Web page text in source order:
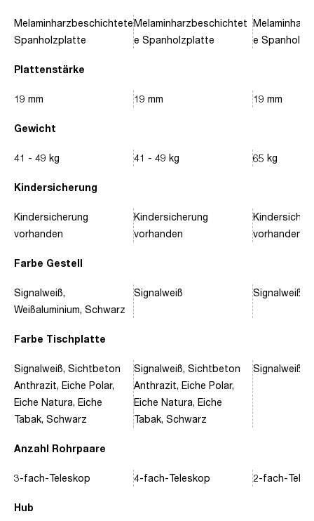
Plattenstärke
Gewicht
Kindersicherung
Farbe Gestell
Farbe Tischplatte
Anzahl Rohrpaare
Hub
Melaminharzbeschichtete
Spanholzplatte
19 mm
41 - 49 kg
Kindersicherung
vorhanden
Signalweiß,
Weißaluminium, Schwarz
Signalweiß, Sichtbeton
Anthrazit, Eiche Polar,
Eiche Natura, Eiche
Tabak, Schwarz
3-fach-Teleskop
Melaminharzbeschichtet
e Spanholzplatte
19 mm
41 - 49 kg
Kindersicherung
vorhanden
Signalweiß
Signalweiß, Sichtbeton
Anthrazit, Eiche Polar,
Eiche Natura, Eiche
Tabak, Schwarz
4-fach-Teleskop
e
19 mm
65 kg
vorhanden
Signalweiß,
Signalweiß,
2-fach-